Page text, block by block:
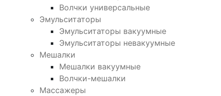
Волчки универсальные
Эмульситаторы
Эмульситаторы вакуумные
Эмульситаторы невакуумные
Мешалки
Мешалки вакуумные
Волчки-мешалки
Массажеры